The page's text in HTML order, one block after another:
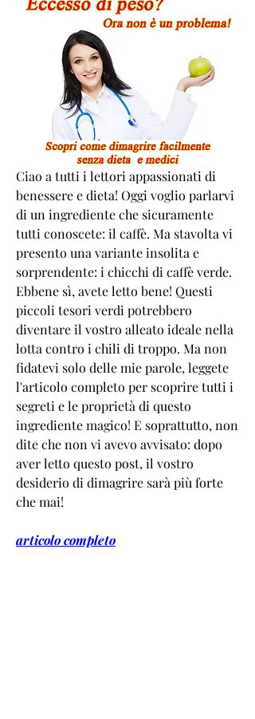
Ciao a tutti i lettori appassionati di
benessere e dieta! Oggi voglio parlarvi
di un ingrediente che sicuramente
tutti conoscete: il caffè. Ma stavolta vi
presento una variante insolita e
sorprendente: i chicchi di caffè verde.
Ebbene sì, avete letto bene! Questi
piccoli tesori verdi potrebbero
diventare il vostro alleato ideale nella
lotta contro i chili di troppo. Ma non
fidatevi solo delle mie parole, leggete
l'articolo completo per scoprire tutti i
segreti e le proprietà di questo
ingrediente magico! E soprattutto, non
dite che non vi avevo avvisato: dopo
aver letto questo post, il vostro
desiderio di dimagrire sarà più forte
che mai!
articolo completo